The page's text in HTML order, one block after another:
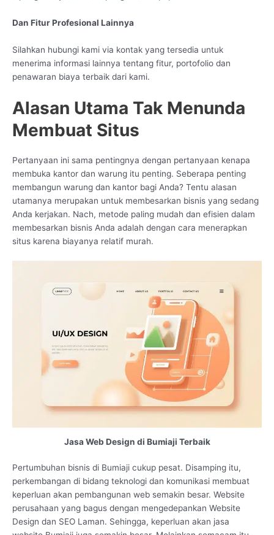
Dan Fitur Profesional Lainnya
Silahkan hubungi kami via kontak yang tersedia untuk
menerima informasi lainnya tentang fitur, portofolio dan
penawaran biaya terbaik dari kami.
Alasan Utama Tak Menunda
Membuat Situs
Pertanyaan ini sama pentingnya dengan pertanyaan kenapa
membuka kantor dan warung itu penting. Seberapa penting
membangun warung dan kantor bagi Anda? Tentu alasan
utamanya merupakan untuk membesarkan bisnis yang sedang
Anda kerjakan. Nach, metode paling mudah dan efisien dalam
membesarkan bisnis Anda adalah dengan cara menerapkan
situs karena biayanya relatif murah.
Jasa Web Design di Bumiaji Terbaik
Pertumbuhan bisnis di Bumiaji cukup pesat. Disamping itu,
perkembangan di bidang teknologi dan komunikasi membuat
keperluan akan pembangunan web semakin besar. Website
perusahaan yang bagus dengan mengedepankan Website
Design dan SEO Laman. Sehingga, keperluan akan jasa